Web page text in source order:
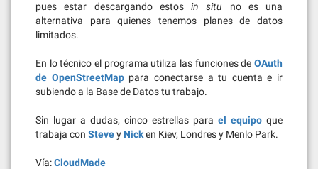
pues estar descargando estos in situ no es una
alternativa para quienes tenemos planes de datos
limitados.
En lo técnico el programa utiliza las funciones de OAuth
de OpenStreetMappara conectarse a tu cuenta e ir
subiendo a la Base de Datos tu trabajo.
Sin lugar a dudas, cinco estrellas para el equipo que
trabaja con Stevey Nicken Kiev, Londres y Menlo Park.
Vía:CloudMade